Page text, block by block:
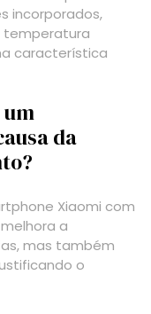
incorporados,
temperatura
característica
um
da
Xiaomi com
a
mas também
o